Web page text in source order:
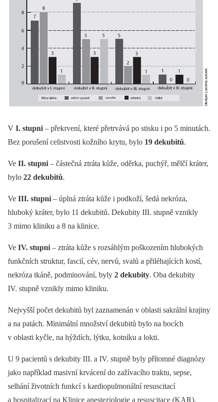
V I. stupni –⁠ překrvení, které přetrvává po stisku i po 5 minutách.
Bez porušení celistvosti kožního krytu, bylo 19 dekubitů.
Ve II. stupni –⁠ částečná ztráta kůže, oděrka, puchýř, mělčí kráter,
bylo 22 dekubitů.
Ve III. stupni –⁠ úplná ztráta kůže i podkoží, šedá nekróza,
hluboký kráter, bylo 11 dekubitů. Dekubity III. stupně vznikly
3 mimo kliniku a 8 na klinice.
Ve IV. stupni –⁠ ztráta kůže s rozsáhlým poškozením hlubokých
funkčních struktur, fascií, cév, nervů, svalů a přiléhajících kostí,
nekróza tkáně, podminování, byly 2 dekubity. Oba dekubity
IV. stupně vznikly mimo kliniku.
Nejvyšší počet dekubitů byl zaznamenán v oblasti sakrální krajiny
a na patách. Minimální množství dekubitů bylo na bocích
v oblasti kyčle, na hýždích, lýtku, kotníku a lokti.
U 9 pacientů s dekubity III. a IV. stupně byly přítomné diagnózy
jako například masivní krvácení do zažívacího traktu, sepse,
selhání životních funkcí s kardiopulmonální resuscitací
a hospitalizací na Klinice anesteziologie a resuscitace (KAR),